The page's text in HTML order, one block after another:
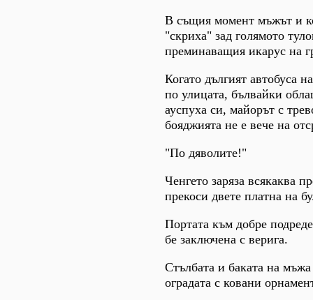
В същия момент мъжът и
"скриха" зад голямото
преминаващия икарус на
Когато дългият автобуса
по улицата, бълвайки
ауспуха си, майорът с
бояджията не е вече на
"По дяволите!"
Ченгето заряза всякаква
прекоси двете платна на
Портата към добре
бе заключена с верига.
Стълбата и баката на
оградата с ковани